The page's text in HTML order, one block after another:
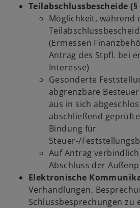
Teilabschlussbescheide (§
Möglichkeit, während
(Ermessen
Antrag des Stpfl. bei
Interesse)
Gesonderte
abgrenzbare
aus in sich
abschließend
Bindung für
Steuer-/
Auf Antrag
Abschluss der
Elektronische
Verhandlungen,
Schlussbesprechungen zu